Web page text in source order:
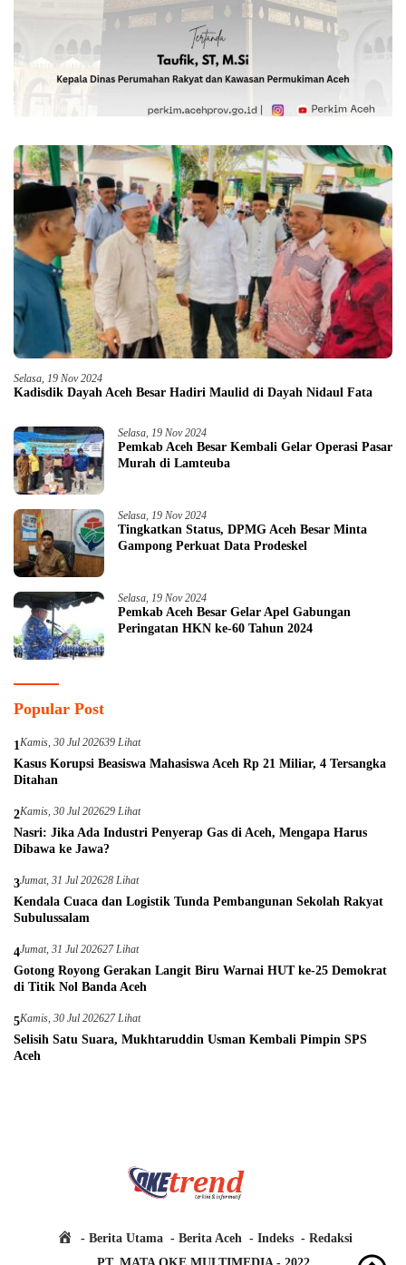
Selasa, 19 Nov 2024
Kadisdik Dayah Aceh Besar Hadiri Maulid di Dayah Nidaul Fata
Selasa, 19 Nov 2024
Pemkab Aceh Besar Kembali Gelar Operasi Pasar
Murah di Lamteuba
Selasa, 19 Nov 2024
Tingkatkan Status, DPMG Aceh Besar Minta
Gampong Perkuat Data Prodeskel
Selasa, 19 Nov 2024
Pemkab Aceh Besar Gelar Apel Gabungan
Peringatan HKN ke-60 Tahun 2024
Popular Post
1Kamis, 30 Jul 202639 Lihat
Kasus Korupsi Beasiswa Mahasiswa Aceh Rp 21 Miliar, 4 Tersangka
Ditahan
2Kamis, 30 Jul 202629 Lihat
Nasri: Jika Ada Industri Penyerap Gas di Aceh, Mengapa Harus
Dibawa ke Jawa?
3Jumat, 31 Jul 202628 Lihat
Kendala Cuaca dan Logistik Tunda Pembangunan Sekolah Rakyat
Subulussalam
4Jumat, 31 Jul 202627 Lihat
Gotong Royong Gerakan Langit Biru Warnai HUT ke-25 Demokrat
di Titik Nol Banda Aceh
5Kamis, 30 Jul 202627 Lihat
Selisih Satu Suara, Mukhtaruddin Usman Kembali Pimpin SPS
Aceh
H Berita Utama Berita Aceh Indeks
Redaksi